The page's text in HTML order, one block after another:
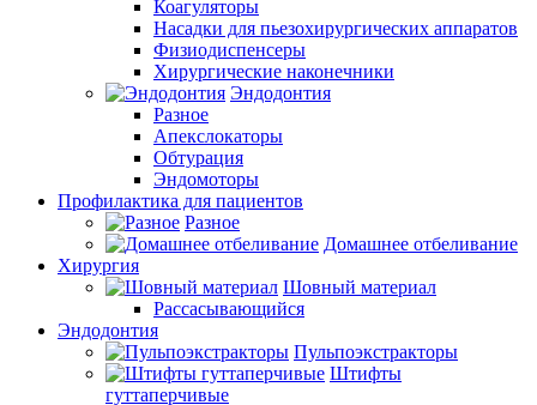
Коагуляторы
Насадки для пьезохирургических аппаратов
Физиодиспенсеры
Хирургические наконечники
Эндодонтия
Разное
Апекслокаторы
Обтурация
Эндомоторы
Профилактика для пациентов
Разное
Домашнее отбеливание
Хирургия
Шовный материал
Рассасывающийся
Эндодонтия
Пульпоэкстракторы
Штифты
гуттаперчивые